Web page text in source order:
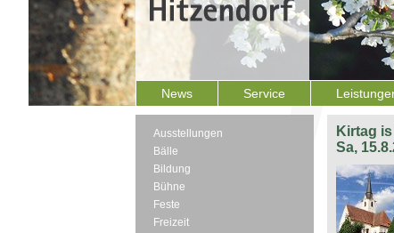
News Service
Ausstellungen
Bälle
Bildung
Bühne
Feste
Freizeit
Kirtag
Sa,